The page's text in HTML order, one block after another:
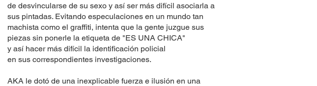
de desvincularse de su sexo y así ser más difícil asociarla a
sus pintadas. Evitando especulaciones en un mundo tan
machista como el graffiti, intenta que la gente juzgue sus
piezas sin ponerle la etiqueta de "ES UNA CHICA"
y así hacer más difícil la identificación policial
en sus correspondientes investigaciones.
AKA le dotó de una inexplicable fuerza e ilusión en una